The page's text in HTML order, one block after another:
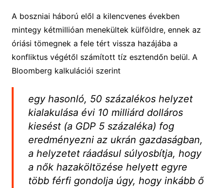
A boszniai háború elől a kilencvenes években
mintegy kétmillióan menekültek külföldre, ennek az
óriási tömegnek a fele tért vissza hazájába a
konfliktus végétől számított tíz esztendőn belül. A
Bloomberg kalkulációi szerint
egy hasonló, 50 százalékos helyzet
kialakulása évi 10 milliárd dolláros
kiesést (a GDP 5 százaléka) fog
eredményezni az ukrán gazdaságban,
a helyzetet ráadásul súlyosbítja, hogy
a nők hazaköltözése helyett egyre
több férfi gondolja úgy, hogy inkább ő